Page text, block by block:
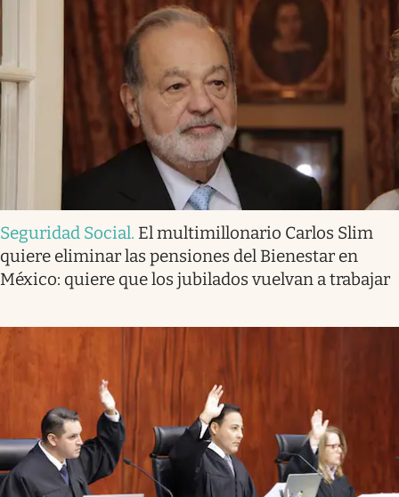
Seguridad Social. El multimillonario Carlos Slim
quiere eliminar las pensiones del Bienestar en
México: quiere que los jubilados vuelvan a trabajar